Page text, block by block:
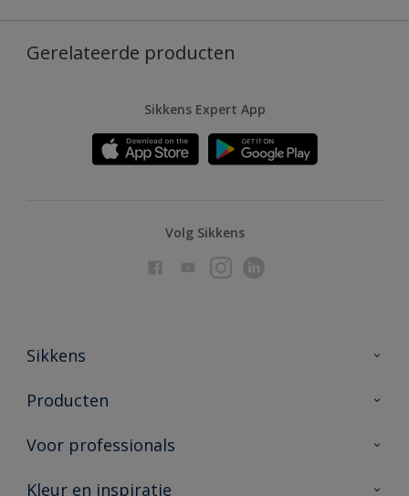
Gerelateerde producten
Sikkens Expert App
Volg Sikkens
Sikkens
Over Sikkens
Duurzaamheid
Producten
Producten voor binnen
Voor professionals
Advies & service
Kleur en inspiratie